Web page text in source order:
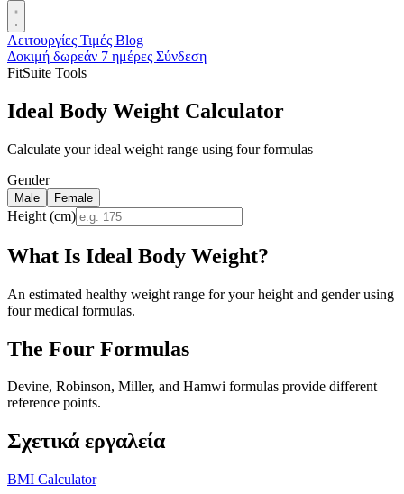
Λειτουργίες Τιμές Blog
Δοκιμή δωρεάν 7 ημέρες Σύνδεση
FitSuite Tools
Ideal Body Weight Calculator
Calculate your ideal weight range using four formulas
Gender
Male Female
Height (cm)
What Is Ideal Body Weight?
An estimated healthy weight range for your height and gender using
four medical formulas.
The Four Formulas
Devine, Robinson, Miller, and Hamwi formulas provide different
reference points.
Σχετικά εργαλεία
BMI Calculator